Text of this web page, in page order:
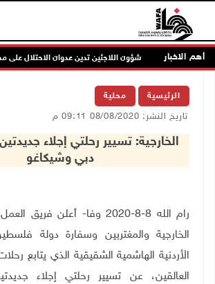
أهم الاخبار شؤون اللاجئين تدين عدوان الاحتلال على
الرئيسية محلية
تاريخ النشر: 08/08/2020 09:11 م
الخارجية: تسيير رحلتي إجلاء
دبي وشيكاغو
رام الله 8-8-2020 وفا- أعلن
فريق
الخارجية والمغتربين وسفارة دولة
الأردنية الهاشمية الشقيقية الذي يتابع
العالقين، عن تسيير رحلتي إجلاء